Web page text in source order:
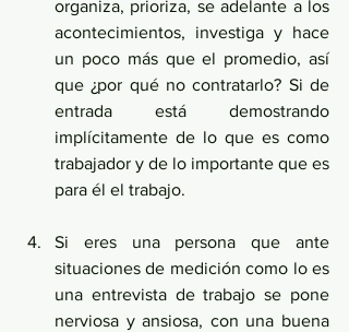
organiza, prioriza, se adelante a los
acontecimientos, investiga y hace
un poco más que el promedio, así
que ¿por qué no contratarlo? Si de
entrada está demostrando
implícitamente de lo que es como
trabajador y de lo importante que es
para él el trabajo.
Si eres una persona que ante
situaciones de medición como lo es
una entrevista de trabajo se pone
nerviosa y ansiosa, con una buena